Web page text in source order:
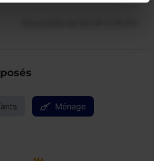
Ménage